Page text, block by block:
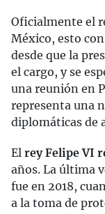
Oficialmente el
México, esto
desde que la
el cargo, y se
una reunión en
representa una
diplomáticas de
El rey Felipe VI
años. La última
fue en 2018,
a la toma de